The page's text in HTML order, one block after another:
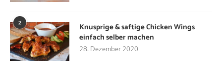
2
Knusprige & saftige Chicken Wings
einfach selber machen
28. Dezember 2020